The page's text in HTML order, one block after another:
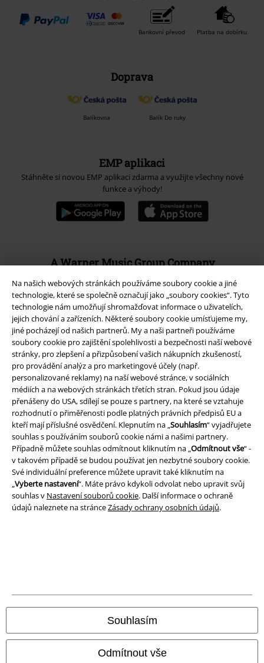
Na našich webových stránkách používáme soubory cookie a jiné
technologie, které se společně označují jako „soubory cookies“. Tyto
technologie nám umožňují shromažďovat informace o uživatelích,
jejich chování a zařízeních. Některé soubory cookie umísťujeme my,
jiné pocházejí od našich partnerů. My a naši partneři používáme
soubory cookie pro zajištění spolehlivosti a bezpečnosti naší webové
stránky, pro zlepšení a přizpůsobení vašich nákupních zkušeností,
pro provádění analýz a pro marketingové účely (např.
personalizované reklamy) na naší webové stránce, v sociálních
médiích a na webových stránkách třetích stran. Pokud jsou údaje
přenášeny do USA, sdílejí se pouze s partnery, na které se vztahuje
rozhodnutí o přiměřenosti podle platných právních předpisů EU a
kteří mají příslušné osvědčení. Klepnutím na „Souhlasím“ vyjadřujete
souhlas s používáním souborů cookie námi a našimi partnery.
Případně můžete souhlas odmítnout kliknutím na „Odmítnout vše“ -
v takovém případě se budou používat jen nezbytné soubory cookie.
Své individuální preference můžete upravit také kliknutím na
„Vyberte nastavení“. Máte právo kdykoli odvolat nebo upravit svůj
souhlas v Nastavení souborů cookie. Další informace o ochraně
údajů naleznete na stránceZásady ochrany osobních údajů.
Souhlasím
Odmítnout vše
Bankovní převod Platba na dobírku
Doprava
Balíkovna Balík Do ruky
EMP aplikaci
Stáhněte si novou EMP aplikaci zdarma a využijte všechny nové
funkce a výhody!
A Warner Music Group Company
Právní informace
Podmínky
Prohlášení
Ochrana osobních údajů
Odstoupení od smlouvy